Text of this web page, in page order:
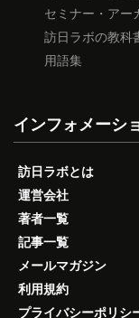
セミナー・アー
訪日ラボの教科
用語集
インフォメーシ
訪日ラボとは
運営会社
著者一覧
記事一覧
メールマガジン
利用規約
プライバシーポリシ